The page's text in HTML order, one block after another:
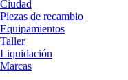
Ciudad
Piezas de recambio
Equipamientos
Taller
Liquidación
Marcas